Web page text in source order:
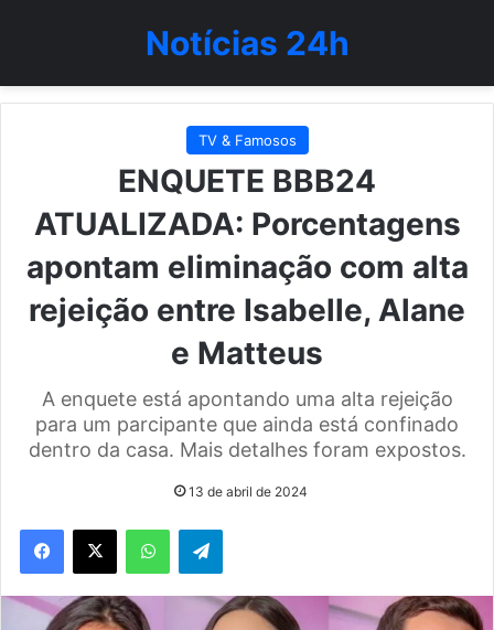
Notícias 24h
TV & Famosos
ENQUETE BBB24
ATUALIZADA: Porcentagens
apontam eliminação com alta
rejeição entre Isabelle, Alane
e Matteus
A enquete está apontando uma alta rejeição
para um parcipante que ainda está confinado
dentro da casa. Mais detalhes foram expostos.
13 de abril de 2024
WhatsAppTelegram